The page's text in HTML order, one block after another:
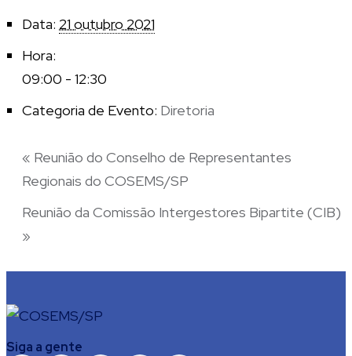
Data: 21 outubro 2021
Hora:
09:00 - 12:30
Categoria de Evento: Diretoria
« Reunião do Conselho de Representantes
Regionais do COSEMS/SP
Reunião da Comissão Intergestores Bipartite (CIB)
»
Siga a gente